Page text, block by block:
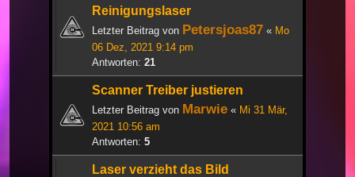
Reinigungslaser
Letzter Beitrag von Petersjoas87 « Mo
06 Dez, 2021 9:14 pm
Antworten: 21
Scanner Treiber justieren
Letzter Beitrag von Marwie « Mi 31 Mär,
2021 10:56 am
Antworten: 5
Laser verzieht das Bild